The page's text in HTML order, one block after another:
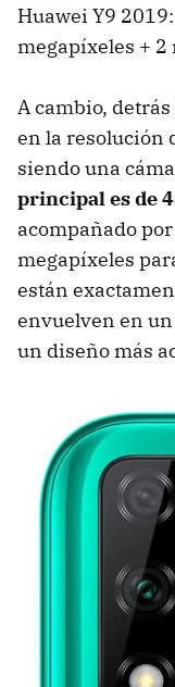
Huawei Y9
megapíxeles + 2
A cambio,
en la resolución
siendo una
principal es de
acompañado
megapíxeles
están
envuelven en
un diseño más